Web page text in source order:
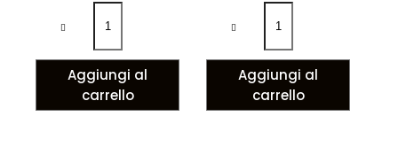
Aggiungi al
carrello
Aggiungi al
carrello